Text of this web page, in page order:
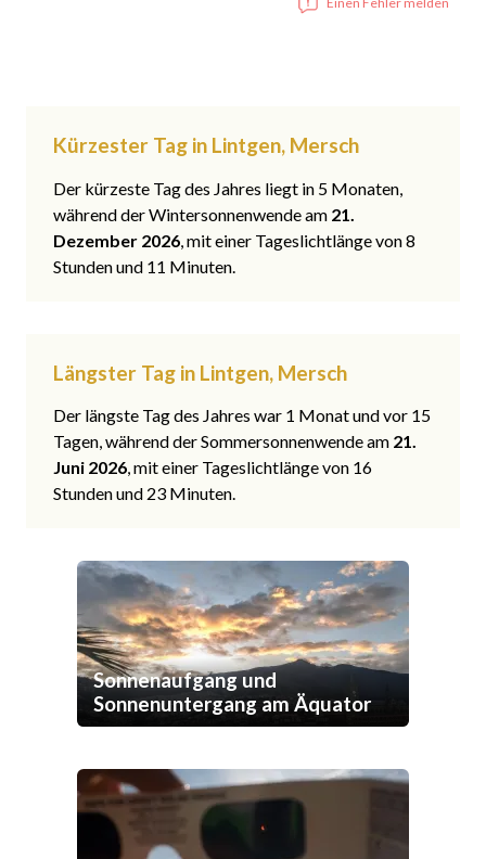
Kürzester Tag in Lintgen, Mersch
Der kürzeste Tag des Jahres liegt in 5 Monaten,
während der Wintersonnenwende am 21.
Dezember 2026, mit einer Tageslichtlänge von 8
Stunden und 11 Minuten.
Längster Tag in Lintgen, Mersch
Der längste Tag des Jahres war 1 Monat und vor 15
Tagen, während der Sommersonnenwende am 21.
Juni 2026, mit einer Tageslichtlänge von 16
Stunden und 23 Minuten.
Sonnenaufgang und
Sonnenuntergang am Äquator